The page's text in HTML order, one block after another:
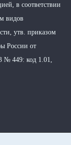
в соответствии
видов
утв. приказом
России от
№ 449: код 1.01,